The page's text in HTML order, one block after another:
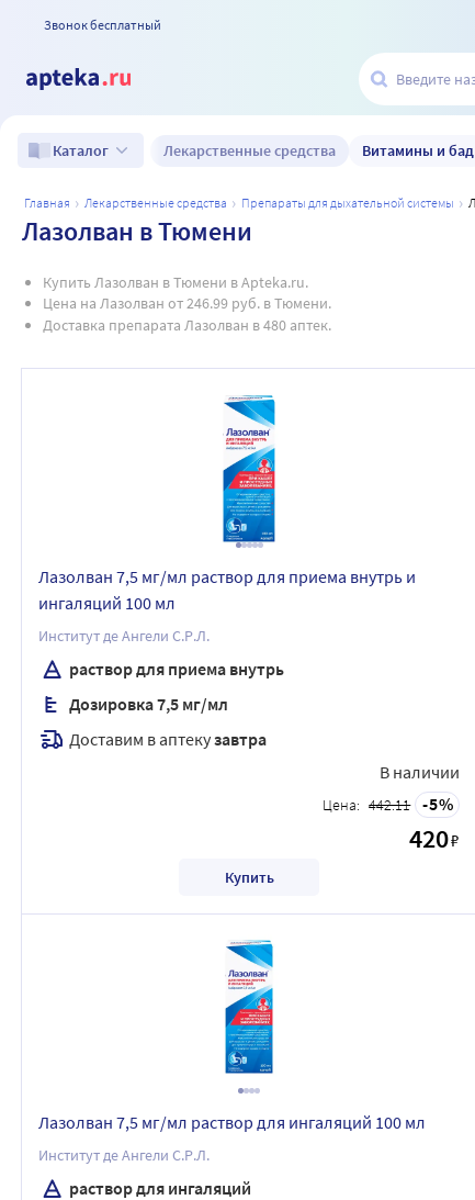
Звонок бесплатный
Каталог Лекарственные средства Витамины и бад
главная лекарственные средства препараты для дыхательной системы
Лазолван в Тюмени
Купить Лазолван в Тюмени в Apteka.ru.
Цена на Лазолван от 246.99 руб. в Тюмени.
Доставка препарата Лазолван в 480 аптек.
Лазолван 7,5 мг/мл раствор для приема внутрь и
ингаляций 100 мл
Институт де Ангели С.Р.Л.
раствор для приема внутрь
Дозировка 7,5 мг/мл
Доставим в аптекузавтра
В наличии
Цена: 442.11 5
420₽
Купить
Лазолван 7,5 мг/мл раствор для ингаляций 100 мл
Институт де Ангели С.Р.Л.
раствор для ингаляций